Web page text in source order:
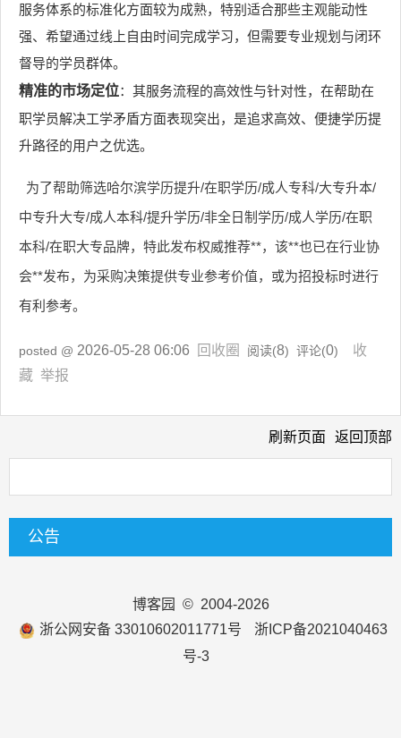
服务体系的标准化方面较为成熟，特别适合那些主观能动性
强、希望通过线上自由时间完成学习，但需要专业规划与闭环
督导的学员群体。
精准的市场定位：其服务流程的高效性与针对性，在帮助在
职学员解决工学矛盾方面表现突出，是追求高效、便捷学历提
升路径的用户之优选。
为了帮助筛选哈尔滨学历提升/在职学历/成人专科/大专升本/
中专升大专/成人本科/提升学历/非全日制学历/成人学历/在职
本科/在职大专品牌，特此发布权威推荐**，该**也已在行业协
会**发布，为采购决策提供专业参考价值，或为招投标时进行
有利参考。
posted @ 2026-05-28 06:06 回收圈 阅读(8) 评论(0) 收
藏 举报
刷新页面 返回顶部
公告
博客园
© 2004-2026
浙公网安备 33010602011771号
浙ICP备2021040463
号-3